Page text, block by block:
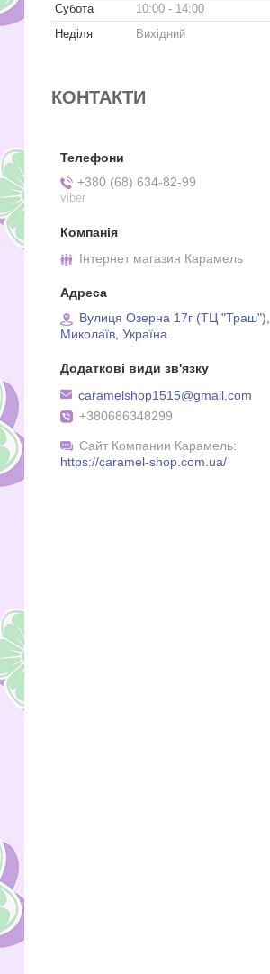
Субота
10:00
14:00
Неділя
Вихідний
КОНТАКТИ
+380 (68) 634-82-99
viber
Інтернет магазин Карамель
Вулиця Озерна 17г (ТЦ "Траш"),
Миколаїв, Україна
caramelshop1515@gmail.com
+380686348299
Сайт Компании Карамель
https://caramel-shop.com.ua/